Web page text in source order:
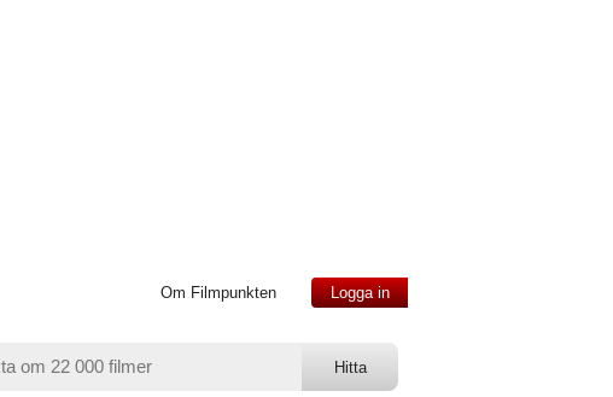
Om Filmpunkten Logga in